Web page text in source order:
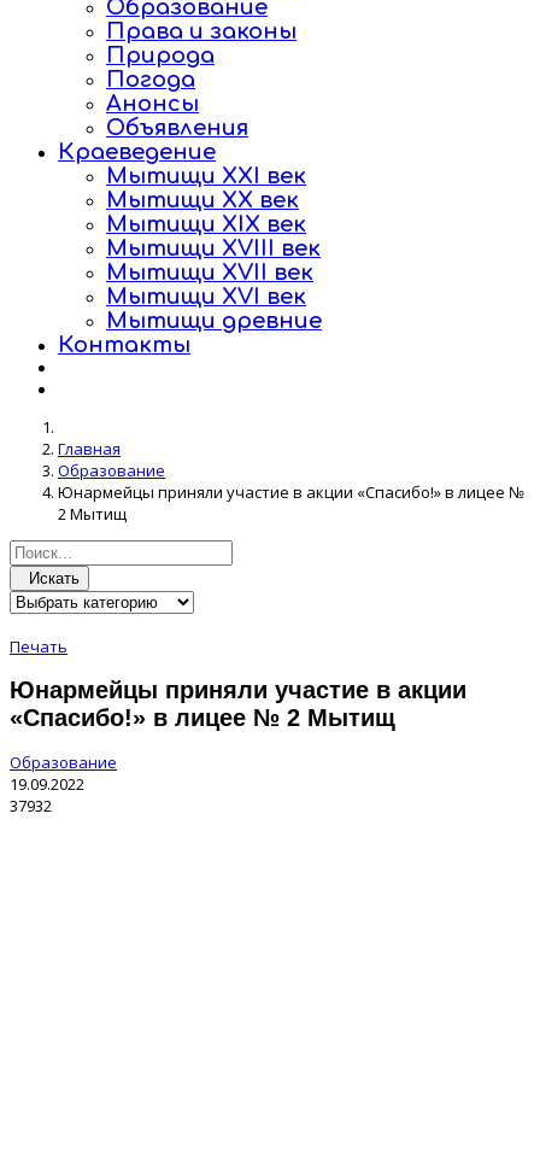
Образование
Права и законы
Природа
Погода
Анонсы
Объявления
Краеведение
Мытищи XXI век
Мытищи XX век
Мытищи XIX век
Мытищи XVIII век
Мытищи XVII век
Мытищи XVI век
Мытищи древние
Контакты
Главная
Образование
Юнармейцы приняли участие в акции «Спасибо!» в лицее №
2 Мытищ
Искать
Печать
Юнармейцы приняли участие в акции
«Спасибо!» в лицее № 2 Мытищ
Образование
19.09.2022
37932